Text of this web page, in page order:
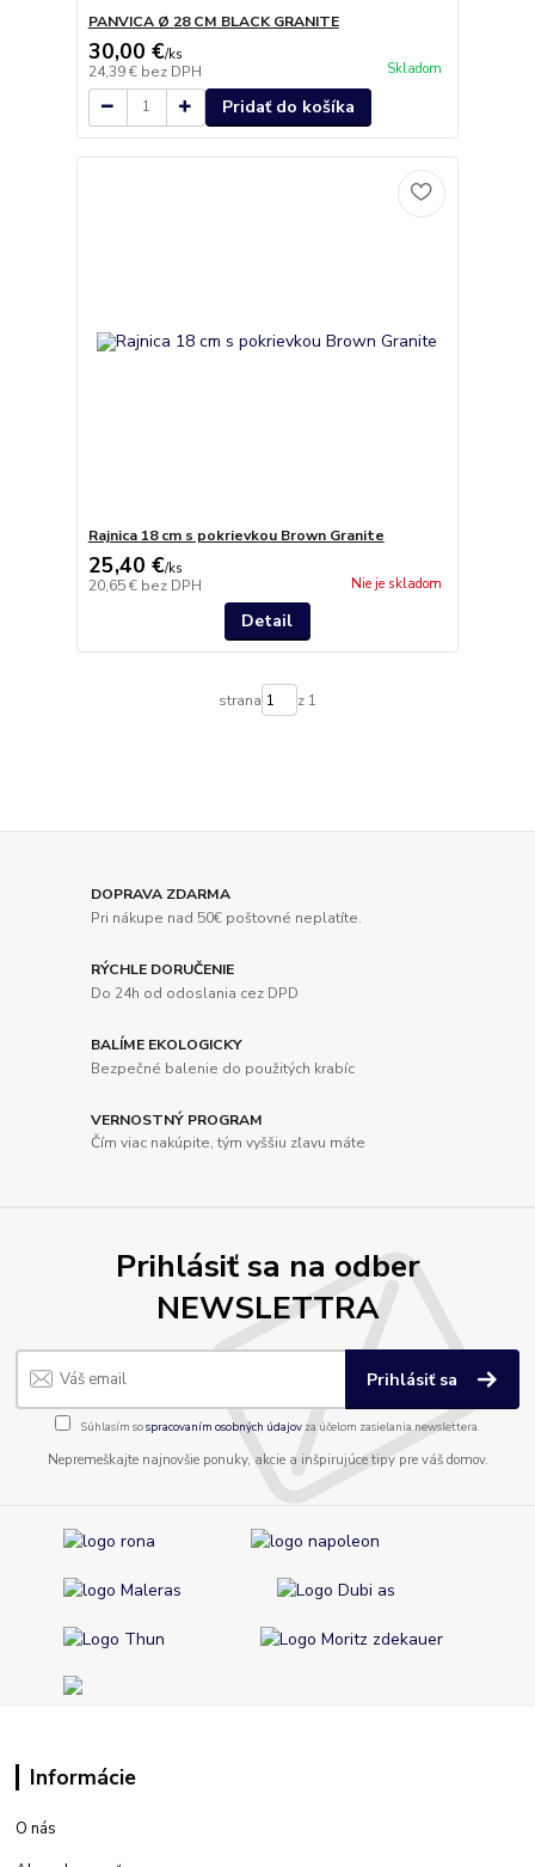
PANVICA Ø 28 CM BLACK GRANITE
30,00 €/ks
24,39 € bez DPH Skladom
Pridať do košíka
Rajnica 18 cm s pokrievkou Brown Granite
25,40 €/ks
20,65 € bez DPH Nie je skladom
Detail
strana z 1
DOPRAVA ZDARMA
Pri nákupe nad 50€ poštovné neplatíte.
RÝCHLE DORUČENIE
Do 24h od odoslania cez DPD
BALÍME EKOLOGICKY
Bezpečné balenie do použitých krabíc
VERNOSTNÝ PROGRAM
Čím viac nakúpite, tým vyššiu zľavu máte
Prihlásiť sa na odber
NEWSLETTRA
Prihlásiť sa
Súhlasím sospracovaním osobných údajov za účelom zasielania newslettera.
Nepremeškajte najnovšie ponuky, akcie a inšpirujúce tipy pre váš domov.
Informácie
O nás